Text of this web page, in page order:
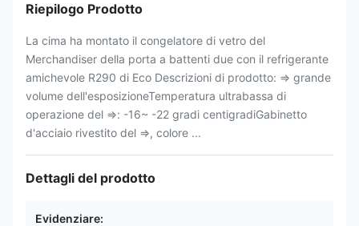
Riepilogo Prodotto
La cima ha montato il congelatore di vetro del
Merchandiser della porta a battenti due con il refrigerante
amichevole R290 di Eco Descrizioni di prodotto: ⇒ grande
volume dell'esposizioneTemperatura ultrabassa di
operazione del ⇒: -16~ -22 gradi centigradiGabinetto
d'acciaio rivestito del ⇒, colore ...
Dettagli del prodotto
Evidenziare: